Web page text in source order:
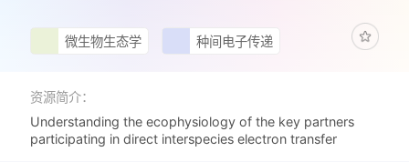
微生物生态学 种间电子传递
资源简介：
Understanding the ecophysiology of the key partners
participating in direct interspecies electron transfer